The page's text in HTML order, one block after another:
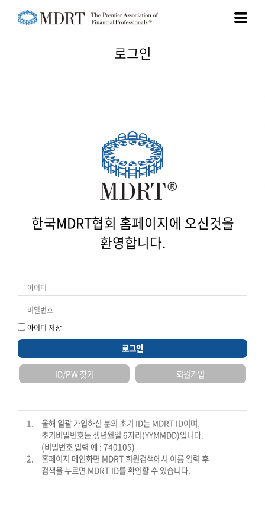
로그인
한국MDRT협회 홈페이지에 오신것을
환영합니다.
아이디 저장
로그인
ID/PW 찾기 회원가입
1.
올해 일괄 가입하신 분의 초기 ID는 MDRT ID이며,
초기비밀번호는 생년월일 6자리(YYMMDD)입니다.
(비밀번호 입력 예 : 740105)
2.
홈페이지 메인화면 MDRT 회원검색에서 이름 입력 후
검색을 누르면 MDRT ID를 확인할 수 있습니다.
* 회원정보에 저장된 이름, 생년월일, 휴대폰번호 확인 후 회원정보에
저장된 이메일로 정보를 보내드립니다.